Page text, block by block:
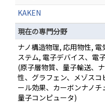
KAKEN
現在の専門分野
ナノ構造物理, 応用物性,
ステム, 電子デバイス、電
(原子層物質、量子輸送、
性、グラフェン、メゾス
ール効果、カーボンナノチ
量子コンピュータ)